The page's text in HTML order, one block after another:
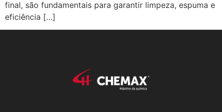
final, são fundamentais para garantir limpeza, espuma e
eficiência […]